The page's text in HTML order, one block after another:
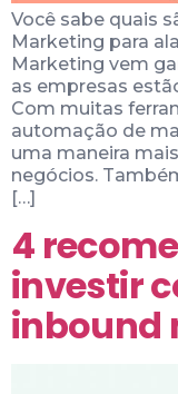
Você sabe quais
Marketing para
Marketing vem
as empresas
Com muitas
automação de
uma maneira
negócios.
[…]
4
investir
inbound